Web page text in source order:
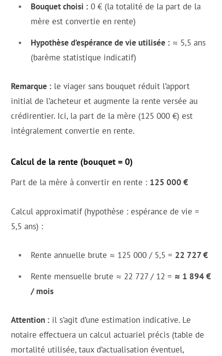
Bouquet choisi : 0 € (la totalité de la part de la
mère est convertie en rente)
Hypothèse d’espérance de vie utilisée : ≈ 5,5 ans
(barème statistique indicatif)
Remarque : le viager sans bouquet réduit l’apport
initial de l’acheteur et augmente la rente versée au
crédirentier. Ici, la part de la mère (125 000 €) est
intégralement convertie en rente.
Calcul de la rente (bouquet = 0)
Part de la mère à convertir en rente : 125 000 €
Calcul approximatif (hypothèse : espérance de vie =
5,5 ans) :
Rente annuelle brute ≈ 125 000 / 5,5 = 22 727 €
Rente mensuelle brute ≈ 22 727 / 12 = ≈ 1 894 €
/ mois
Attention : il s’agit d’une estimation indicative. Le
notaire effectuera un calcul actuariel précis (table de
mortalité utilisée, taux d’actualisation éventuel,